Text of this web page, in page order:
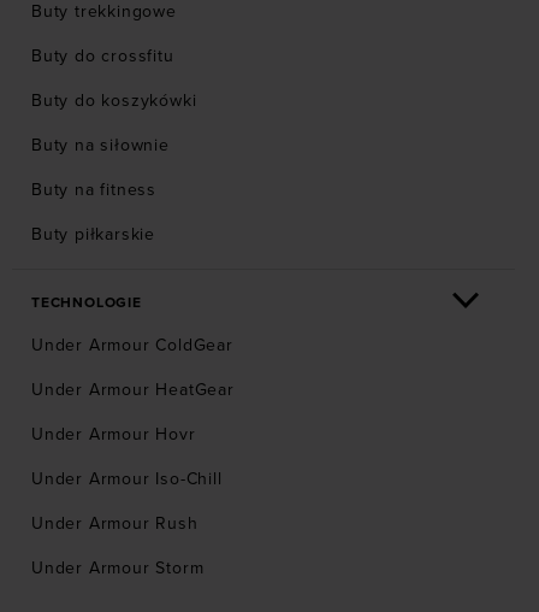
Buty trekkingowe
Buty do crossfitu
Buty do koszykówki
Buty na siłownie
Buty na fitness
Buty piłkarskie
TECHNOLOGIE
Under Armour ColdGear
Under Armour HeatGear
Under Armour Hovr
Under Armour Iso-Chill
Under Armour Rush
Under Armour Storm